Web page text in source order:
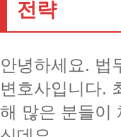
전략
안녕하세요. 법
변호사입니다.
해 많은 분들이